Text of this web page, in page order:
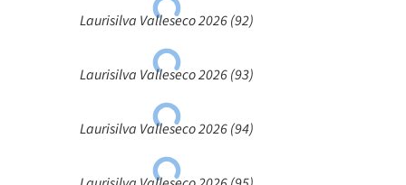
Laurisilva Valleseco 2026 (92)
Laurisilva Valleseco 2026 (93)
Laurisilva Valleseco 2026 (94)